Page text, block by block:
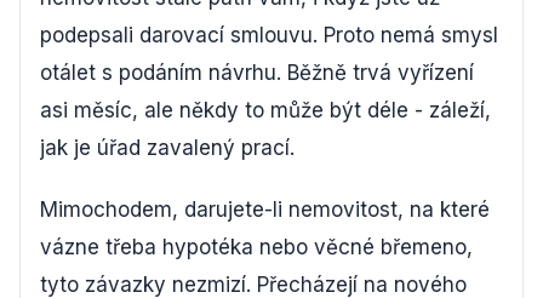
podepsali darovací smlouvu. Proto nemá smysl
otálet s podáním návrhu. Běžně trvá vyřízení
asi měsíc, ale někdy to může být déle - záleží,
jak je úřad zavalený prací.
Mimochodem, darujete-li nemovitost, na které
vázne třeba hypotéka nebo věcné břemeno,
tyto závazky nezmizí. Přecházejí na nového